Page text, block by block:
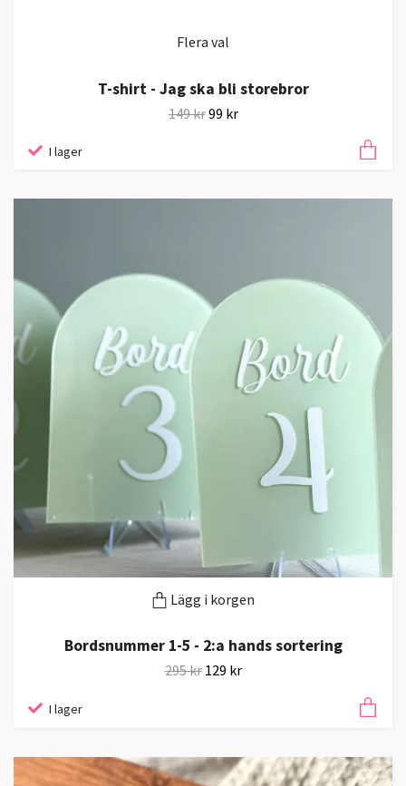
Flera val
T-shirt - Jag ska bli storebror
149 kr99 kr
I lager
Lägg i korgen
Bordsnummer 1-5 - 2:a hands sortering
295 kr 129 kr
I lager